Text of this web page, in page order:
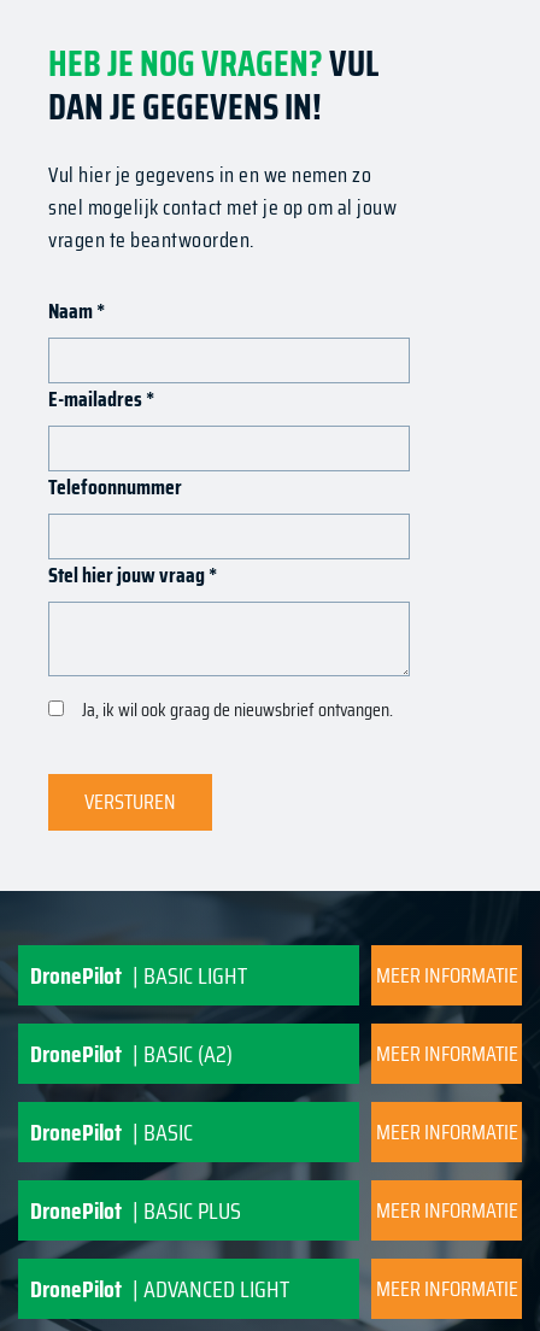
HEB JE NOG VRAGEN?VUL
DAN JE GEGEVENS IN!
Vul hier je gegevens in en we nemen zo
snel mogelijk contact met je op om al jouw
vragen te beantwoorden.
Naam*
E-mailadres*
Telefoonnummer
Stel hier jouw vraag*
Ja, ik wil ook graag de nieuwsbrief ontvangen.
VERSTUREN
DronePilot | BASIC LIGHT MEER INFORMATIE
DronePilot | BASIC (A2) MEER INFORMATIE
DronePilot | BASIC MEER INFORMATIE
DronePilot | BASIC PLUS MEER INFORMATIE
DronePilot | ADVANCED LIGHT MEER INFORMATIE